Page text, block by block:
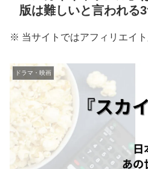
版は難しいと言われる
※ 当サイトではアフィリエイ
ドラマ・映画